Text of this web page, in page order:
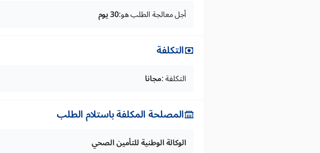
أجل معالجة الطلب هو:30 يوم
التكلفة
التكلفة :مجانا
المصلحة المكلفة باستلام الطلب
الوكالة الوطنية للتأمين الصحي